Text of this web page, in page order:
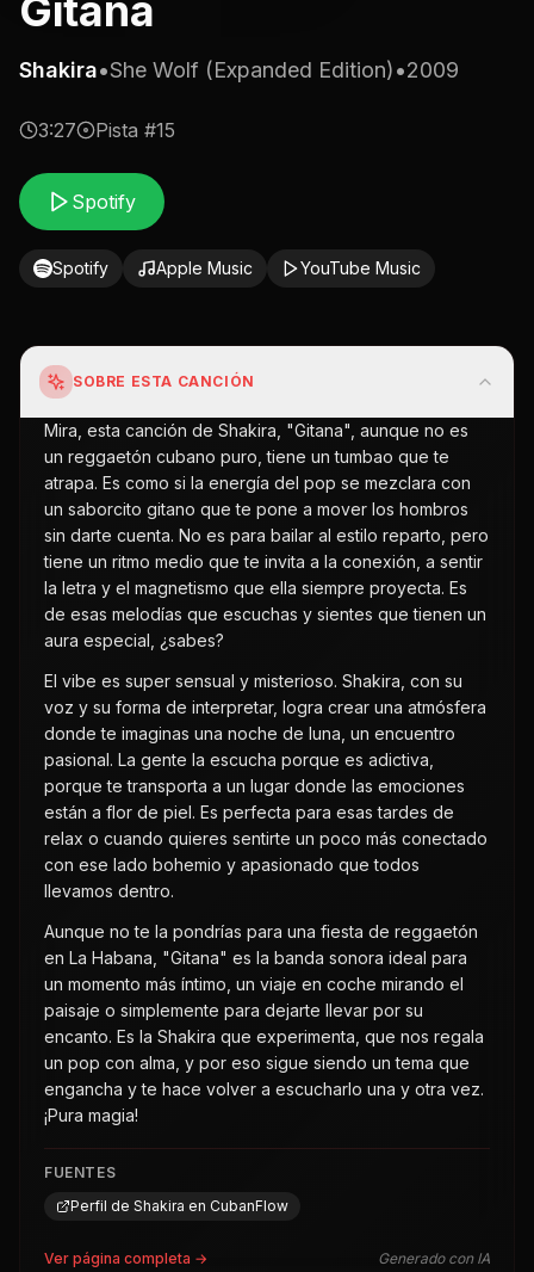
Gitana
Shakira•She Wolf (Expanded Edition)•2009
3:27 Pista #15
Spotify
Spotify Apple Music YouTube Music
SOBRE ESTA CANCIÓN
Mira, esta canción de Shakira, "Gitana", aunque no es
un reggaetón cubano puro, tiene un tumbao que te
atrapa. Es como si la energía del pop se mezclara con
un saborcito gitano que te pone a mover los hombros
sin darte cuenta. No es para bailar al estilo reparto, pero
tiene un ritmo medio que te invita a la conexión, a sentir
la letra y el magnetismo que ella siempre proyecta. Es
de esas melodías que escuchas y sientes que tienen un
aura especial, ¿sabes?
El vibe es super sensual y misterioso. Shakira, con su
voz y su forma de interpretar, logra crear una atmósfera
donde te imaginas una noche de luna, un encuentro
pasional. La gente la escucha porque es adictiva,
porque te transporta a un lugar donde las emociones
están a flor de piel. Es perfecta para esas tardes de
relax o cuando quieres sentirte un poco más conectado
con ese lado bohemio y apasionado que todos
llevamos dentro.
Aunque no te la pondrías para una fiesta de reggaetón
en La Habana, "Gitana" es la banda sonora ideal para
un momento más íntimo, un viaje en coche mirando el
paisaje o simplemente para dejarte llevar por su
encanto. Es la Shakira que experimenta, que nos regala
un pop con alma, y por eso sigue siendo un tema que
engancha y te hace volver a escucharlo una y otra vez.
¡Pura magia!
FUENTES
Perfil de Shakira en CubanFlow
Ver página completa → Generado con IA